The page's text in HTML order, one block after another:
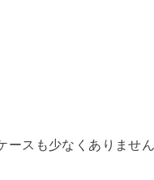
ースも少なくありませ